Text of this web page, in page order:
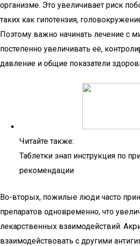
организме. Это увеличивает риск
таких как гипотензия,
Поэтому важно начинать лечение с
постепенно увеличивать её,
давление и общие показатели
Читайте также:
Таблетки энап инструкция по
рекомендации
Во-вторых, пожилые люди часто
препаратов одновременно, что
лекарственных взаимодействий.
взаимодействовать с другими